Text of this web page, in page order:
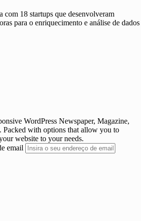
com 18 startups que desenvolveram
para o enriquecimento e análise de dados
WordPress Newspaper, Magazine,
Packed with options that allow you to
website to your needs.
email